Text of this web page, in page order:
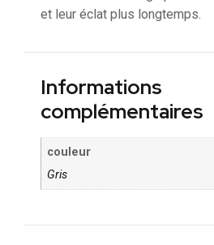
et leur éclat plus longtemps.
Informations
complémentaires
couleur
Gris